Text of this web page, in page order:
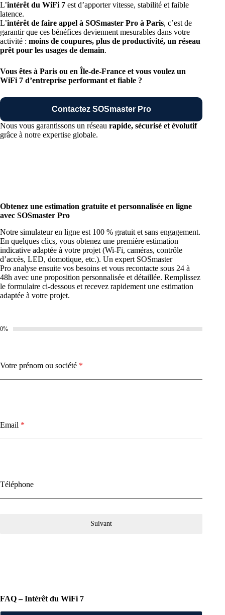
L’intérêt du WiFi 7 est d’apporter vitesse, stabilité et faible
latence.
L’intérêt de faire appel à SOSmaster Pro à Paris, c’est de
garantir que ces bénéfices deviennent mesurables dans votre
activité : moins de coupures, plus de productivité, un réseau
prêt pour les usages de demain.
Vous êtes à Paris ou en Île-de-France et vous voulez un
WiFi 7 d’entreprise performant et fiable ?
Contactez SOSmasterPro
Nous vous garantissons un réseau rapide, sécurisé et évolutif
grâce à notre expertise globale.
Obtenez une estimation gratuite et personnalisée en ligne
avec SOSmaster Pro
Notre simulateur en ligne est 100 % gratuit et sans engagement.
En quelques clics, vous obtenez une première estimation
indicative adaptée à votre projet (Wi-Fi, caméras, contrôle
d’accès, LED, domotique, etc.). Un expert SOSmaster
Pro analyse ensuite vos besoins et vous recontacte sous 24 à
48h avec une proposition personnalisée et détaillée. Remplissez
le formulaire ci-dessous et recevez rapidement une estimation
adaptée à votre projet.
0%
Votre prénom ou société *
Email *
Téléphone
Suivant
FAQ – Intérêt du WiFi 7